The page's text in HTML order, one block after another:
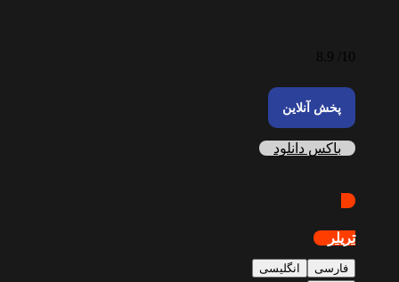
10/
8.9
پخش آنلاین
باکس دانلود
تریلر
فارسی
انگلیسی